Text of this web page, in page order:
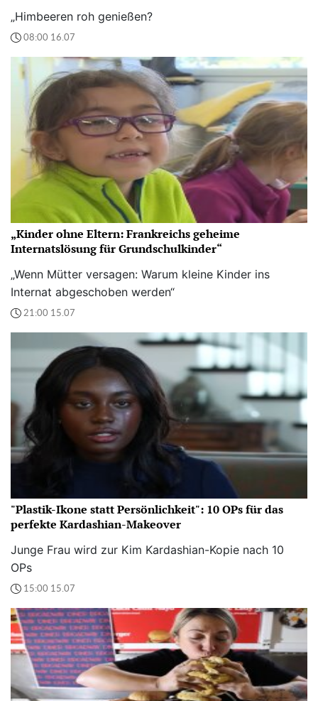
„Himbeeren roh genießen?
08:00 16.07
„Kinder ohne Eltern: Frankreichs geheime
Internatslösung für Grundschulkinder“
„Wenn Mütter versagen: Warum kleine Kinder ins
Internat abgeschoben werden“
21:00 15.07
"Plastik-Ikone statt Persönlichkeit": 10 OPs für das
perfekte Kardashian-Makeover
Junge Frau wird zur Kim Kardashian-Kopie nach 10
OPs
15:00 15.07